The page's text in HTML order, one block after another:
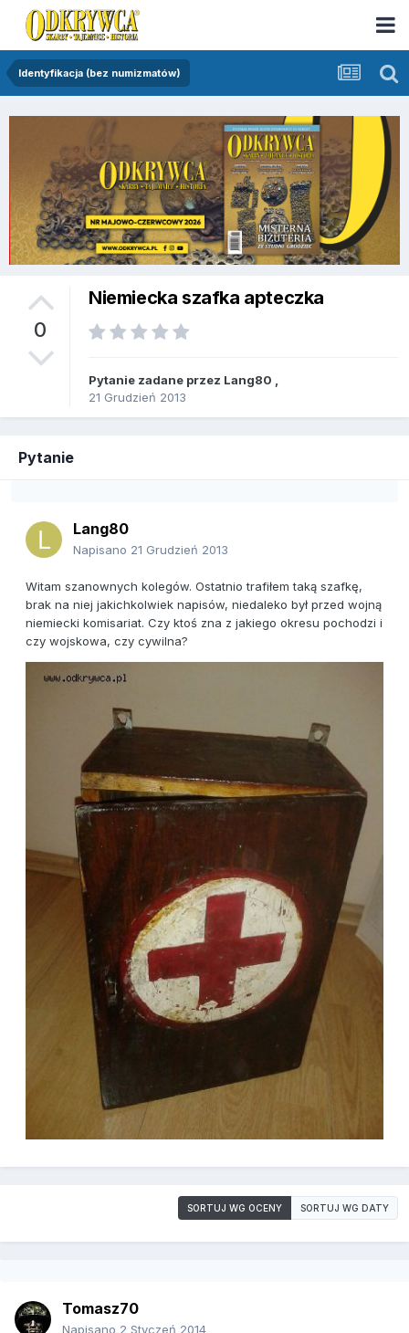
Identyfikacja (bez numizmatów)
0
Niemiecka szafka apteczka
Pytanie zadane przez Lang80
21 Grudzień 2013
Pytanie
Lang80
Napisano 21 Grudzień 2013
Witam szanownych kolegów. Ostatnio trafiłem taką szafkę,
brak na niej jakichkolwiek napisów, niedaleko był przed wojną
niemiecki komisariat. Czy ktoś zna z jakiego okresu pochodzi i
czy wojskowa, czy cywilna?
SORTUJ WG OCENY SORTUJ WG DATY
Tomasz70
Napisano 2 Styczeń 2014